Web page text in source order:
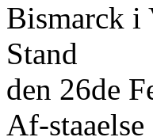
Bismarck i
Stand
den 26de
Af-